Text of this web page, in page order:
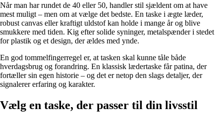
Når man har rundet de 40 eller 50, handler stil sjældent om at have
mest muligt – men om at vælge det bedste. En taske i ægte læder,
robust canvas eller kraftigt uldstof kan holde i mange år og blive
smukkere med tiden. Kig efter solide syninger, metalspænder i stedet
for plastik og et design, der ældes med ynde.
En god tommelfingerregel er, at tasken skal kunne tåle både
hverdagsbrug og forandring. En klassisk lædertaske får patina, der
fortæller sin egen historie – og det er netop den slags detaljer, der
signalerer erfaring og karakter.
Vælg en taske, der passer til din livsstil